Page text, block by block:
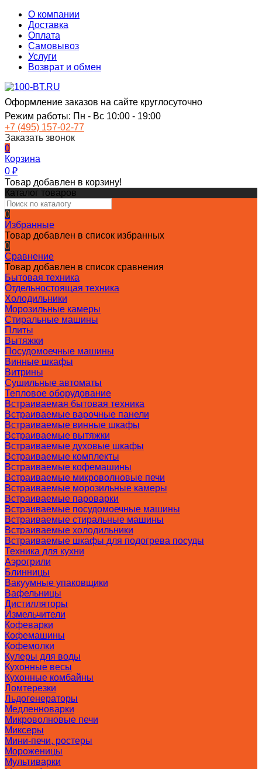
О компании
Доставка
Оплата
Самовывоз
Услуги
Возврат и обмен
Оформление заказов на сайте круглосуточно
Режим работы: Пн - Вс 10:00 - 19:00
+7 (495) 157-02-77
Заказать звонок
0
Корзина
0 ₽
Товар добавлен в корзину!
Каталог товаров
0
Избранные
Товар добавлен в список избранных
0
Сравнение
Товар добавлен в список сравнения
Бытовая техника
Отдельностоящая техника
Холодильники
Морозильные камеры
Стиральные машины
Плиты
Вытяжки
Посудомоечные машины
Винные шкафы
Витрины
Сушильные автоматы
Тепловое оборудование
Встраиваемая бытовая техника
Встраиваемые варочные панели
Встраиваемые винные шкафы
Встраиваемые вытяжки
Встраиваемые духовые шкафы
Встраиваемые комплекты
Встраиваемые кофемашины
Встраиваемые микроволновые печи
Встраиваемые морозильные камеры
Встраиваемые пароварки
Встраиваемые посудомоечные машины
Встраиваемые стиральные машины
Встраиваемые холодильники
Встраиваемые шкафы для подогрева посуды
Техника для кухни
Аэрогрили
Блинницы
Вакуумные упаковщики
Вафельницы
Дистилляторы
Измельчители
Кофеварки
Кофемашины
Кофемолки
Кулеры для воды
Кухонные весы
Кухонные комбайны
Ломтерезки
Льдогенераторы
Медленноварки
Микроволновые печи
Миксеры
Мини-печи, ростеры
Мороженицы
Мультиварки